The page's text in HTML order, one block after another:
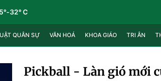
-32° C
QUÂN SỰ VĂN HOÁ KHOA GIÁO TRI ÂN
Pickball - Làn gió mới